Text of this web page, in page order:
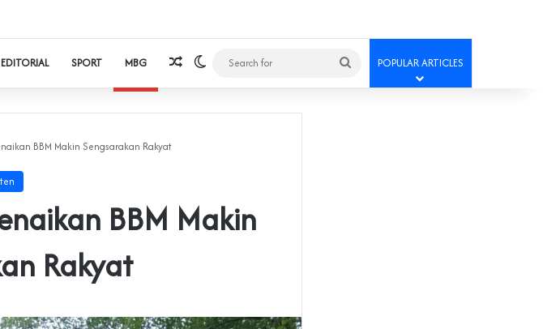
EDITORIAL SPORT MBG Random Article
Switch skin
Search
for
POPULAR ARTICLES
BBM Makin Sengsarakan Rakyat‎
BBM Makin
Rakyat‎